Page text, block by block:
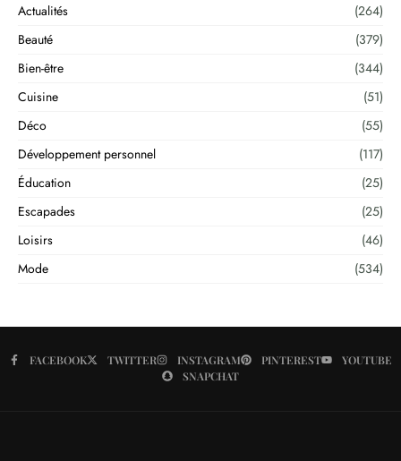
Actualités
(264)
Beauté
(379)
Bien-être
(344)
Cuisine
(51)
Déco
(55)
Développement personnel
(117)
Éducation
(25)
Escapades
(25)
Loisirs
(46)
Mode
(534)
FACEBOOK TWITTER INSTAGRAM PINTEREST
YOUTUBE
SNAPCHAT